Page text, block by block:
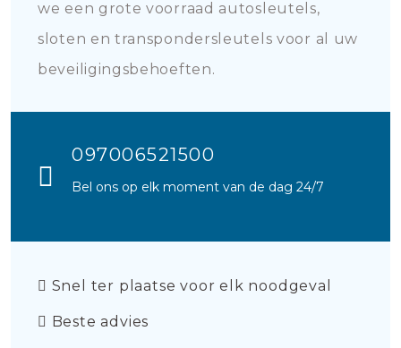
we een grote voorraad autosleutels,
sloten en transpondersleutels voor al uw
beveiligingsbehoeften.
097006521500
Bel ons op elk moment van de dag 24/7
Snel ter plaatse voor elk noodgeval
Beste advies